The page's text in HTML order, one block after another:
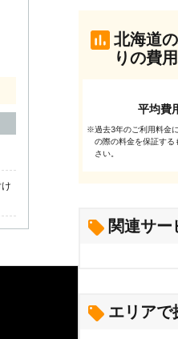
北海道
りの費
平均費
※過去3年のご利⽤料⾦
の際の料⾦を保証する
さい。
関連サー
エリアで